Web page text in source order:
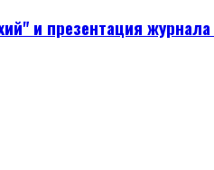
и презентация журнала